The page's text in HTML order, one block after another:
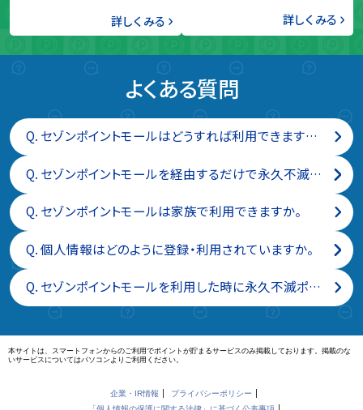
詳しくみる 詳しくみる
よくある質問
Q. セゾンポイントモールはどうすれば利用できますか。無料で登録できますか。
Q. セゾンポイントモールを経由するだけで永久不滅ポイントが付与されるのは、なぜですか。
Q. セゾンポイントモールは家族で利用できますか。
Q.個人情報はどのように登録・利用されていますか。
Q. セゾンポイントモールを利用した時に永久不滅ポイントがどのくらいつくのか教えてください。
本サイトは、スマートフォンからのご利用でポイントが貯まるサービスのみ掲載しております。掲載のな
いサービスについてはパソコンよりご利用ください。
企業・IR情報
プライバシーポリシー